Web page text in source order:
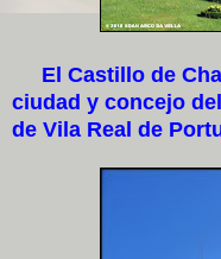
El Castillo de
ciudad y concejo
de Vila Real de